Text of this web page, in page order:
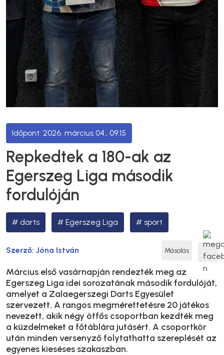
2026. március 04., 09:15
Repkedtek a 180-ak az
Egerszeg Liga második
fordulóján
darts Egerszeg Liga sport
Szerző: Jóna István Másolás
Március első vasárnapján rendezték meg az
Egerszeg Liga idei sorozatának második fordulóját,
amelyet a Zalaegerszegi Darts Egyesület
szervezett. A rangos megmérettetésre 20 játékos
nevezett, akik négy ötfős csoportban kezdték meg
a küzdelmeket a főtáblára jutásért. A csoportkör
után minden versenyző folytathatta szereplését az
egyenes kieséses szakaszban.